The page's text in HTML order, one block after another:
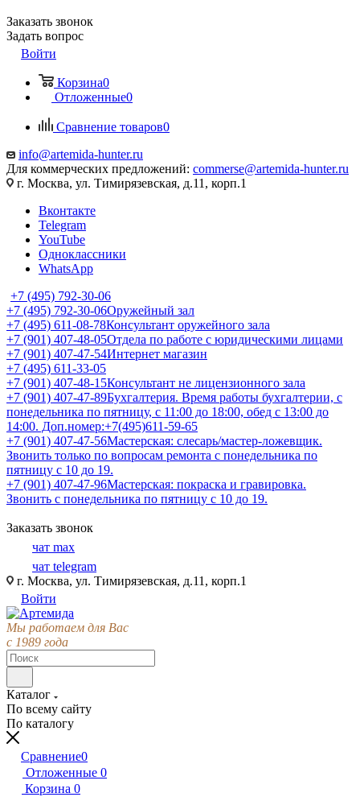
Заказать звонок
Задать вопрос
Войти
Корзина0
Отложенные0
Сравнение товаров0
info@artemida-hunter.ru
Для коммерческих предложений: commerse@artemida-hunter.ru
г. Москва, ул. Тимирязевская, д.11, корп.1
Вконтакте
Telegram
YouTube
Одноклассники
WhatsApp
+7 (495) 792-30-06
+7 (495) 792-30-06Оружейный зал
+7 (495) 611-08-78Консультант оружейного зала
+7 (901) 407-48-05Отдела по работе с юридическими лицами
+7 (901) 407-47-54Интернет магазин
+7 (495) 611-33-05
+7 (901) 407-48-15Консультант не лицензионного зала
+7 (901) 407-47-89Бухгалтерия. Время работы бухгалтерии, с
понедельника по пятницу, с 11:00 до 18:00, обед с 13:00 до
14:00. Доп.номер:+7(495)611-59-65
+7 (901) 407-47-56Мастерская: слесарь/мастер-ложевщик.
Звонить только по вопросам ремонта с понедельника по
пятницу с 10 до 19.
+7 (901) 407-47-96Мастерская: покраска и гравировка.
Звонить с понедельника по пятницу с 10 до 19.
Заказать звонок
чат max
чат telegram
г. Москва, ул. Тимирязевская, д.11, корп.1
Войти
Мы работаем для Вас
с 1989 года
Каталог
По всему сайту
По каталогу
Сравнение0
Отложенные 0
Корзина 0